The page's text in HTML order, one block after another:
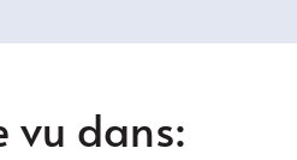
vu dans: